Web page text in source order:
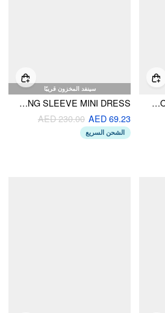
STAND COLLAR BOWKNOT FLARED MINI DRESS
سينفد المخزون قريبًا
TWEED COLLAR SOLID BUTTON LONG SLEEVE MINI DRESS
AED 69.23
AED 230.00
الشحن السريع